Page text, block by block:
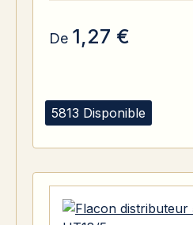
5813 Disponible
De 1,27 €